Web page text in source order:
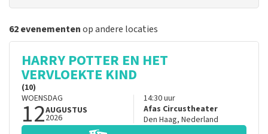
62 evenementenop andere locaties
HARRY POTTER EN HET
VERVLOEKTE KIND
(10)
WOENSDAG
12AUGUSTUS
2026
14:30uur
Afas Circustheater
Den Haag, Nederland